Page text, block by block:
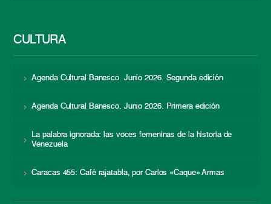
CULTURA
Agenda Cultural Banesco. Junio 2026. Segunda edición
Agenda Cultural Banesco. Junio 2026. Primera edición
La palabra ignorada: las voces femeninas de la historia de
Venezuela
Caracas 455: Café rajatabla, por Carlos «Caque» Armas